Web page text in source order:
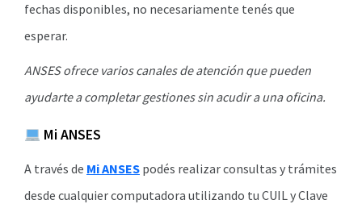
fechas disponibles, no necesariamente tenés que
esperar.
ANSES ofrece varios canales de atención que pueden
ayudarte a completar gestiones sin acudir a una oficina.
Mi ANSES
A través de Mi ANSES podés realizar consultas y trámites
desde cualquier computadora utilizando tu CUIL y Clave